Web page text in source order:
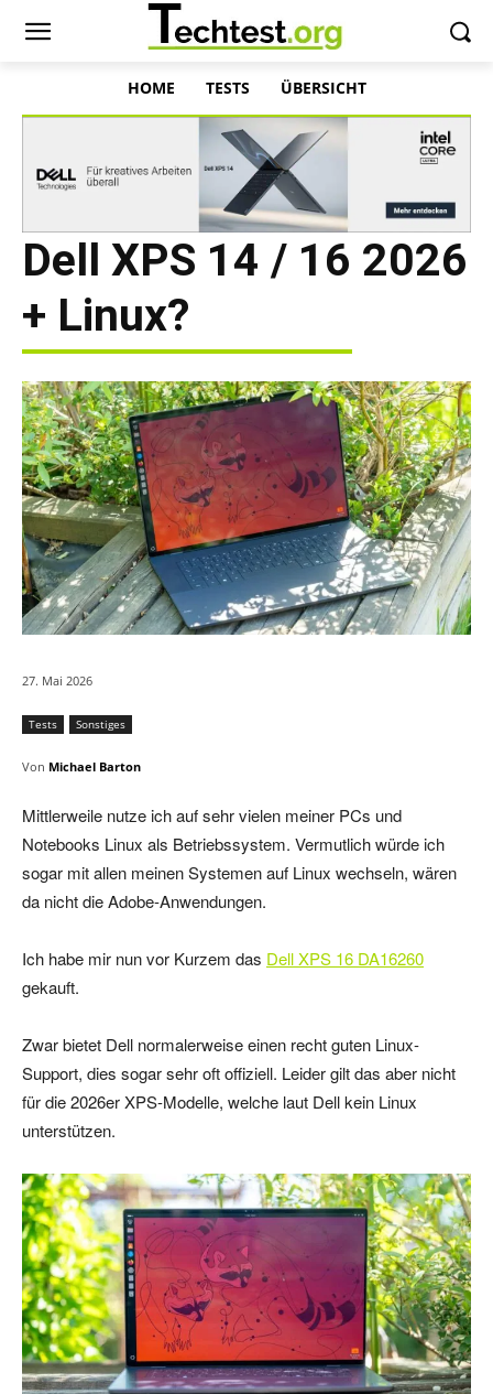
HOME TESTS ÜBERSICHT
Dell XPS 14 / 16 2026
+ Linux?
27. Mai 2026
Tests Sonstiges
Von Michael Barton
Mittlerweile nutze ich auf sehr vielen meiner PCs und
Notebooks Linux als Betriebssystem. Vermutlich würde ich
sogar mit allen meinen Systemen auf Linux wechseln, wären
da nicht die Adobe-Anwendungen.
Ich habe mir nun vor Kurzem das Dell XPS 16 DA16260
gekauft.
Zwar bietet Dell normalerweise einen recht guten Linux-
Support, dies sogar sehr oft offiziell. Leider gilt das aber nicht
für die 2026er XPS-Modelle, welche laut Dell kein Linux
unterstützen.